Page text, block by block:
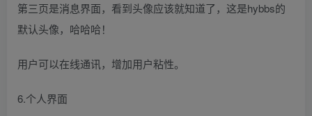
第三页是消息界面，看到头像应该就知道了，这是hybbs的
默认头像，哈哈哈！
用户可以在线通讯，增加用户粘性。
6.个人界面